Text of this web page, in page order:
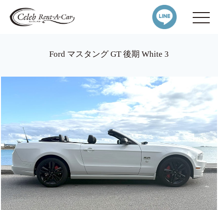
Ford マスタング GT 後期 White 3